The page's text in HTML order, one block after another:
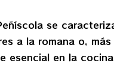
se
a la romana o,
esencial en la